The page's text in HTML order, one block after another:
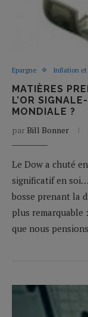
Epargne Inflation et
MATIÈRES
L’OR
MONDIALE ?
par Bill Bonner
Le Dow a chuté
significatif en
bosse prenant la
plus remarquable
que nous